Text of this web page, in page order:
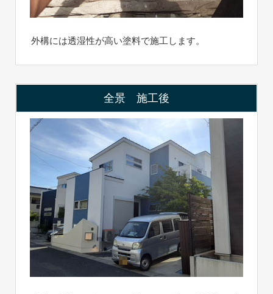
外構には透湿性が高い塗料で施工します。
全景 施工後